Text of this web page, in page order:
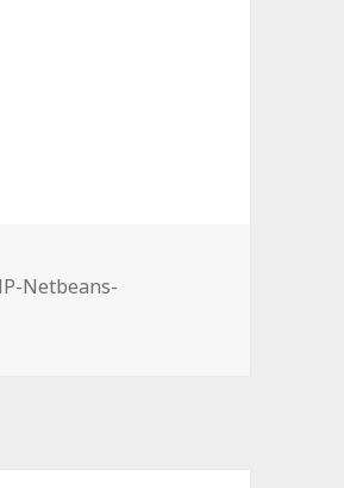
Netbeans-